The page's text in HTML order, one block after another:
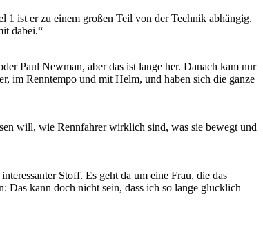
1 ist er zu einem großen Teil von der Technik abhängig.
dabei.“
Paul Newman, aber das ist lange her. Danach kam nur
im Renntempo und mit Helm, und haben sich die ganze
will, wie Rennfahrer wirklich sind, was sie bewegt und
Stoff. Es geht da um eine Frau, die das
Das kann doch nicht sein, dass ich so lange glücklich